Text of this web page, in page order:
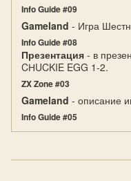
Info Guide #09
Gameland - Игра
Info Guide #08
Презентация - в
CНUCKIE EGG 1-2.
ZX Zone #03
Gameland - описание
Info Guide #05